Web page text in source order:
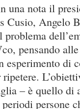
una nota il
Angelo
pensando
di
– è quello di
persone